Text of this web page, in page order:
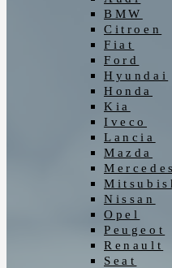
BMW
Citroen
Fiat
Ford
Hyundai
Honda
Kia
Iveco
Lancia
Mazda
Mercedes
Nissan
Opel
Peugeot
Renault
Seat